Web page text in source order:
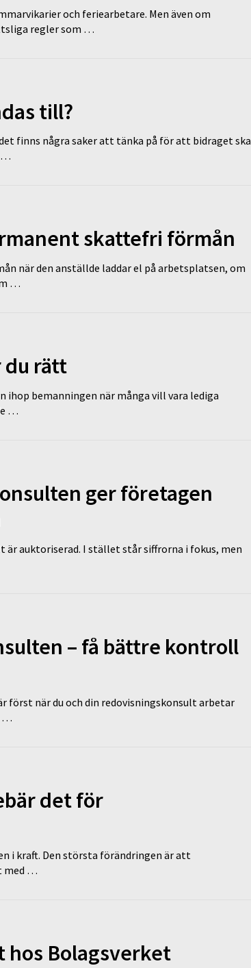
och feriearbetare. Men även om
regler som …
till?
finns några saker att tänka på för att bidraget ska
…
skattefri förmån
när den anställde laddar el på arbetsplatsen, om
…
du rätt
ihop bemanningen när många vill vara lediga
…
ger företagen
är auktoriserad. I stället står siffrorna i fokus, men
– få bättre kontroll
först när du och din redovisningskonsult arbetar
…
det för
i kraft. Den största förändringen är att
med …
hos Bolagsverket